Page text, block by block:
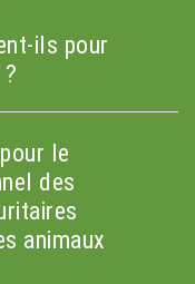
ils pour
le
des
animaux